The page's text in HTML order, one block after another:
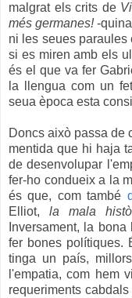
malgrat els crits de
més germanes!-
ni les seues paraules
si es miren amb els
és el que va fer
la llengua com un
seua època esta
Doncs això passa de
mentida que hi haja
de desenvolupar
fer-ho condueix a la
és que, com també
Elliot, la mala
Inversament, la
fer bones polítiques.
tinga un país,
l'empatia, com hem
requeriments